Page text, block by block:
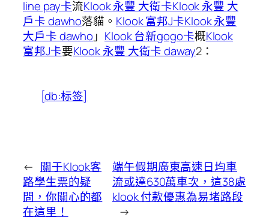
line pay卡流Klook 永豐 大衛卡Klook 永豐 大
戶卡 dawho落貓。 Klook 富邦J卡Klook 永豐
大戶卡 dawho 」 Klook 台新gogo卡概Klook
富邦J卡要Klook 永豐 大衛卡 daway2：
[db:标签]
← 關于Klook客
路學生票的疑
問，你關心的都
在這里！
端午假期廣東高速日均車
流或達630萬車次，這38處
klook 付款優惠為易堵路段
→